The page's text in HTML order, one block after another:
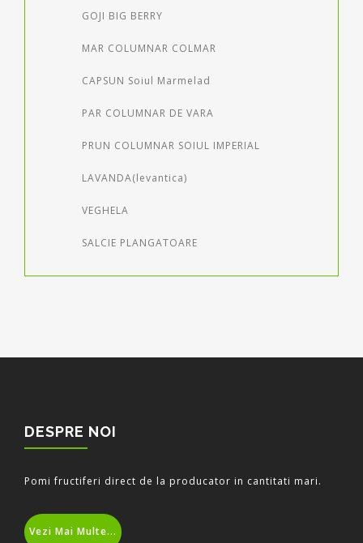
GOJI BIG BERRY
MAR COLUMNAR COLMAR
CAPSUN Soiul Marmelad
PAR COLUMNAR DE VARA
PRUN COLUMNAR SOIUL IMPERIAL
LAVANDA(levantica)
VEGHELA
SALCIE PLANGATOARE
DESPRE NOI
Pomi fructiferi direct de la producator in cantitati mari.
Vezi Mai Multe...